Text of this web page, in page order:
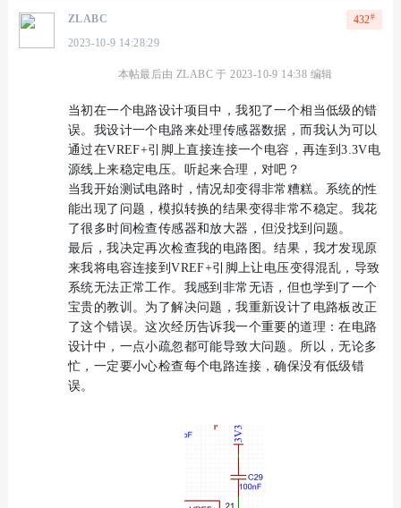
432#
ZLABC
2023-10-9 14:28:29
本帖最后由 ZLABC 于 2023-10-9 14:38 编辑
当初在一个电路设计项目中，我犯了一个相当低级的错
误。我设计一个电路来处理传感器数据，而我认为可以
通过在VREF+引脚上直接连接一个电容，再连到3.3V电
源线上来稳定电压。听起来合理，对吧？
当我开始测试电路时，情况却变得非常糟糕。系统的性
能出现了问题，模拟转换的结果变得非常不稳定。我花
了很多时间检查传感器和放大器，但没找到问题。
最后，我决定再次检查我的电路图。结果，我才发现原
来我将电容连接到VREF+引脚上让电压变得混乱，导致
系统无法正常工作。我感到非常无语，但也学到了一个
宝贵的教训。为了解决问题，我重新设计了电路板改正
了这个错误。这次经历告诉我一个重要的道理：在电路
设计中，一点小疏忽都可能导致大问题。所以，无论多
忙，一定要小心检查每个电路连接，确保没有低级错
误。